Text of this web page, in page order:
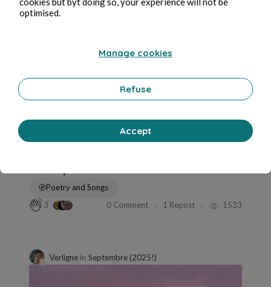
Poetry and Songs
3
0 Comment 1 Repost 1533
Verligne in Septembre (2025!)
optimised.
Manage cookies
Refuse
Accept